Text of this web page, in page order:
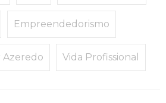
Empreendedorismo
Azeredo Vida Profissional